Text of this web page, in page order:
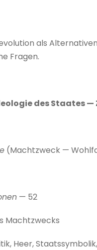
als
Fragen.
des Staates
(Machtzweck —
— 52
Machtzwecks
Heer,